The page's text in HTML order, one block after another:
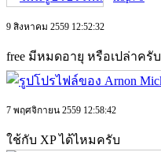
9 สิงหาคม 2559 12:52:32
free มีหมดอายุ หรือเปล่าครับ
7 พฤศจิกายน 2559 12:58:42
ใช้กับ XP ได้ไหมครับ